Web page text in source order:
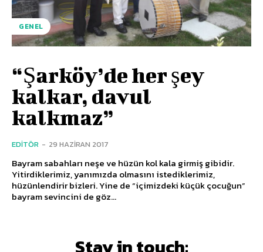
GENEL
“Şarköy’de her şey
kalkar, davul
kalkmaz”
EDITÖR - 29 HAZIRAN 2017
Bayram sabahları neşe ve hüzün kol kala girmiş gibidir.
Yitirdiklerimiz, yanımızda olmasını istediklerimiz,
hüzünlendirir bizleri. Yine de “içimizdeki küçük çocuğun”
bayram sevincini de göz...